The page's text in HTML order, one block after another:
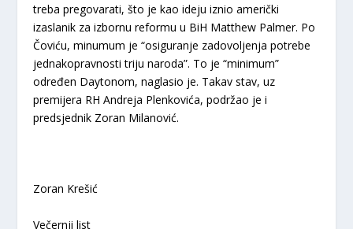
treba pregovarati, što je kao ideju iznio američki
izaslanik za izbornu reformu u BiH Matthew Palmer. Po
Čoviću, minumum je “osiguranje zadovoljenja potrebe
jednakopravnosti triju naroda”. To je “minimum”
određen Daytonom, naglasio je. Takav stav, uz
premijera RH Andreja Plenkovića, podržao je i
predsjednik Zoran Milanović.
Zoran Krešić
Večernji list